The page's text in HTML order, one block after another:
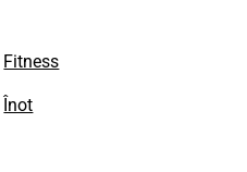
Fitness
Înot